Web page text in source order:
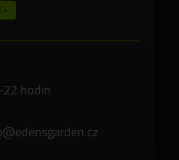
hodin